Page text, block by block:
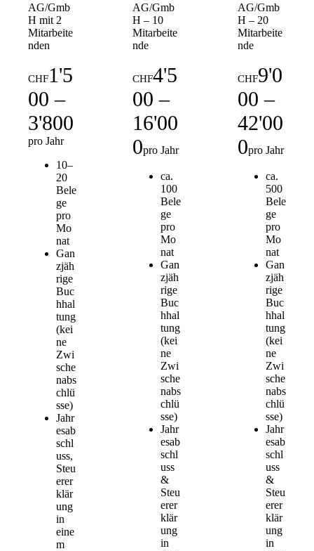
AG/Gmb
H mit 2
Mitarbeite
nden
CHF1'5
00 –
3'800
pro Jahr
10–
20
Bele
ge
pro
Mo
nat
Gan
zjäh
rige
Buc
hhal
tung
(kei
ne
Zwi
sche
nabs
chlü
sse)
Jahr
esab
schl
uss,
Steu
erer
klär
ung
in
eine
m
AG/Gmb
H – 10
Mitarbeite
nde
CHF4'5
00 –
16'00
0pro Jahr
ca.
100
Bele
ge
pro
Mo
nat
Gan
zjäh
rige
Buc
hhal
tung
(kei
ne
Zwi
sche
nabs
chlü
sse)
Jahr
esab
schl
uss
&
Steu
erer
klär
ung
in
AG/Gmb
H – 20
Mitarbeite
nde
CHF9'0
00 –
42'00
0pro Jahr
ca.
500
Bele
ge
pro
Mo
nat
Gan
zjäh
rige
Buc
hhal
tung
(kei
ne
Zwi
sche
nabs
chlü
sse)
Jahr
esab
schl
uss
&
Steu
erer
klär
ung
in